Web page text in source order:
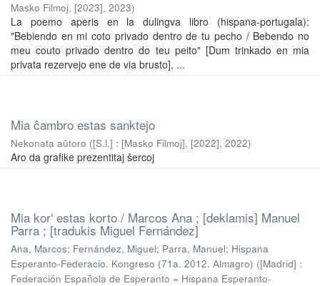
Masko Filmoj, [2023], 2023)
La poemo aperis en la dulingva libro (hispana-portugala):
"Bebiendo en mi coto privado dentro de tu pecho / Bebendo no
meu couto privado dentro do teu peito" [Dum trinkado en mia
privata rezervejo ene de via brusto], ...
Mia ĉambro estas sanktejo
Nekonata aŭtoro ([S.l.] : [Masko Filmoj], [2022], 2022)
Aro da grafike prezentitaj ŝercoj
Mia kor' estas korto / Marcos Ana ; [deklamis] Manuel
Parra ; [tradukis Miguel Fernández]
Ana, Marcos; Fernández, Miguel; Parra, Manuel; Hispana
Esperanto-Federacio. Kongreso (71a. 2012. Almagro) ([Madrid] :
Federación Española de Esperanto = Hispana Esperanto-